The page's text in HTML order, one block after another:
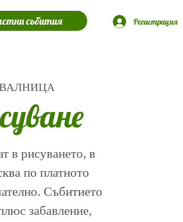
събития Регистрация
в рисуването, в
по платното
Събитието
забавление,